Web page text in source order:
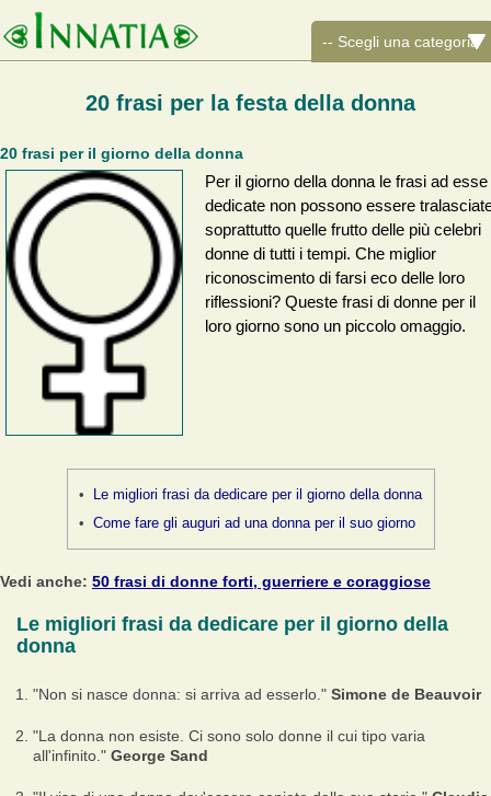
20 frasi per la festa della donna
20 frasi per il giorno della donna
Per il giorno della donna le frasi ad esse
dedicate non possono essere
soprattutto quelle frutto delle più celebri
donne di tutti i tempi. Che miglior
riconoscimento di farsi eco delle loro
riflessioni? Queste frasi di donne per il
loro giorno sono un piccolo omaggio.
Le migliori frasi da dedicare per il giorno della donna
Come fare gli auguri ad una donna per il suo giorno
Vedi anche: 50 frasi di donne forti, guerriere e coraggiose
Le migliori frasi da dedicare per il giorno della
donna
"Non si nasce donna: si arriva ad esserlo." Simone de Beauvoir
"La donna non esiste. Ci sono solo donne il cui tipo varia
all'infinito." George Sand